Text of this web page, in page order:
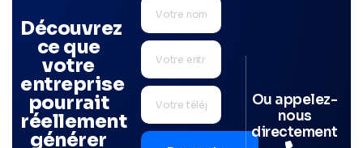
Découvrez
ce que
votre
entreprise
pourrait
réellement
générer
Ou appelez-
nous
directement